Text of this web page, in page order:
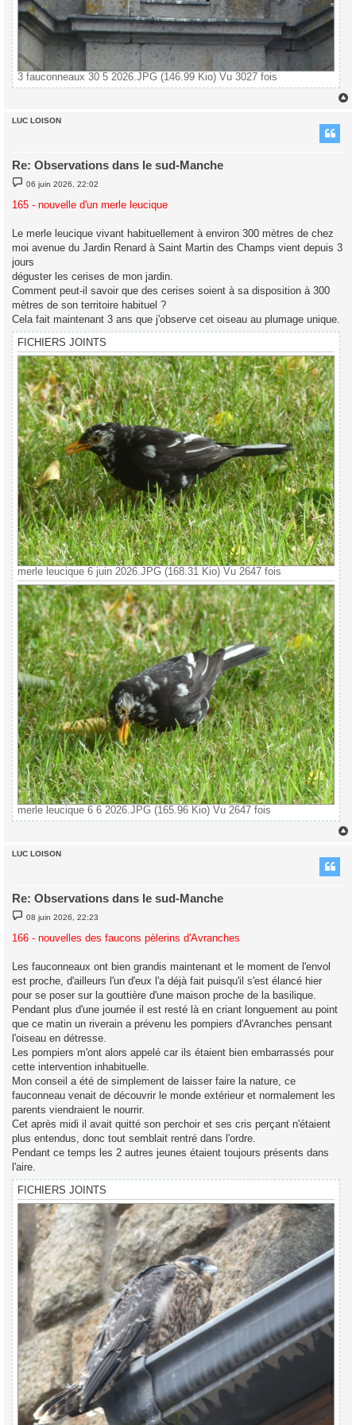
3 fauconneaux 30 5 2026.JPG (146.99 Kio) Vu 3027 fois
LUC LOISON
Re: Observations dans le sud-Manche
M
e
s
s
e
06 juin 2026, 22:02
165 - nouvelle d'un merle leucique
Le merle leucique vivant habituellement à environ 300 mètres de chez
moi avenue du Jardin Renard à Saint Martin des Champs vient depuis 3
jours
déguster les cerises de mon jardin.
Comment peut-il savoir que des cerises soient à sa disposition à 300
mètres de son territoire habituel ?
Cela fait maintenant 3 ans que j'observe cet oiseau au plumage unique.
FICHIERS JOINTS
merle leucique 6 juin 2026.JPG (168.31 Kio) Vu 2647 fois
merle leucique 6 6 2026.JPG (165.96 Kio) Vu 2647 fois
LUC LOISON
Re: Observations dans le sud-Manche
M
e
s
s
e
08 juin 2026, 22:23
166 - nouvelles des faucons pèlerins d'Avranches
Les fauconneaux ont bien grandis maintenant et le moment de l'envol
est proche, d'ailleurs l'un d'eux l'a déjà fait puisqu'il s'est élancé hier
pour se poser sur la gouttière d'une maison proche de la basilique.
Pendant plus d'une journée il est resté là en criant longuement au point
que ce matin un riverain a prévenu les pompiers d'Avranches pensant
l'oiseau en détresse.
Les pompiers m'ont alors appelé car ils étaient bien embarrassés pour
cette intervention inhabituelle.
Mon conseil a été de simplement de laisser faire la nature, ce
fauconneau venait de découvrir le monde extérieur et normalement les
parents viendraient le nourrir.
Cet après midi il avait quitté son perchoir et ses cris perçant n'étaient
plus entendus, donc tout semblait rentré dans l'ordre.
Pendant ce temps les 2 autres jeunes étaient toujours présents dans
l'aire.
FICHIERS JOINTS